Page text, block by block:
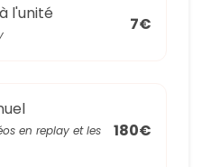
l'unité
7€
en replay et les
180€